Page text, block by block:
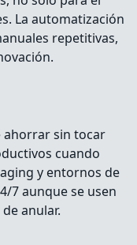
La automatización
repetitivas,
ahorrar sin tocar
cuando
y entornos de
7 aunque se usen
anular.